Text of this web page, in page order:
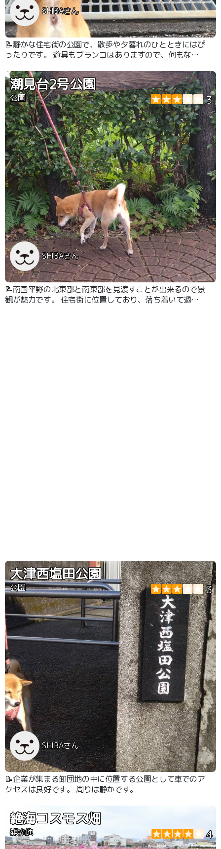
SHIBAさん
📝静かな住宅街の公園で、散歩や夕暮れのひとときにはぴ
ったりです。 遊具もブランコはありますので、何もなく
潮見台2号公園
公園 3
SHIBAさん
📝南国平野の北東部と南東部を見渡すことが出来るので景
観が魅力です。 住宅街に位置しており、落ち着いて過ご
大津西塩田公園
公園 3
SHIBAさん
📝企業が集まる卸団地の中に位置する公園として車でのア
クセスは良好です。 周りは静かです。
絶海コスモス畑
観光地 4